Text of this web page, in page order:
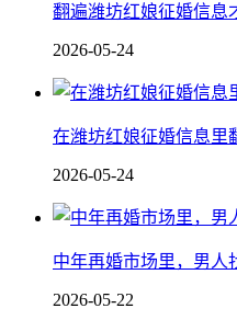
翻遍潍坊红娘征婚信息
2026-05-24
在潍坊红娘征婚信息里
2026-05-24
中年再婚市场里，男人
2026-05-22